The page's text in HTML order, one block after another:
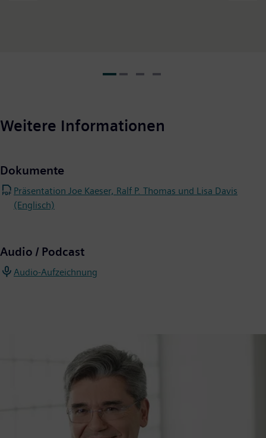
Weitere Informationen
Dokumente
Präsentation Joe Kaeser, Ralf P. Thomas und Lisa Davis
(Englisch)
Audio / Podcast
Audio-Aufzeichnung